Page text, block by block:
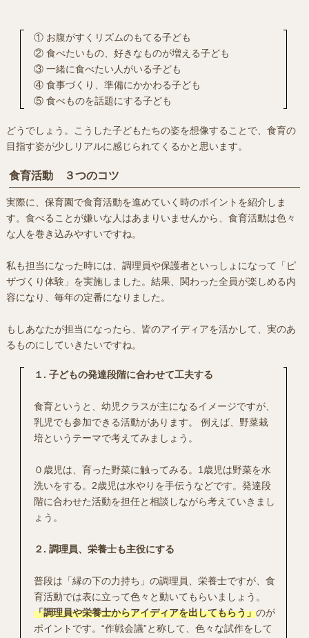
① お腹がすくリズムのもてる子ども
② 食べたいもの、好きなものが増える子ども
③ 一緒に食べたい人がいる子ども
④ 食事づくり、準備にかかわる子ども
⑤ 食べものを話題にする子ども
どうでしょう。こうした子どもたちの姿を想像することで、食育の
目指す姿が少しリアルに感じられてくるかと思います。
食育活動 ３つのコツ
実際に、保育園で食育活動を進めていく時のポイントを紹介しま
す。食べることが嫌いな人はあまりいませんから、食育活動は色々
な人を巻き込みやすいですね。
私も担当になった時には、調理員や保護者といっしょになって「ピ
ザづくり体験」を実施しました。結果、関わった全員が楽しめる内
容になり、毎年の定番になりました。
もしあなたが担当になったら、皆のアイディアを活かして、実のあ
るものにしていきたいですね。
１. 子どもの発達段階に合わせて工夫する
食育というと、幼児クラスが主になるイメージですが、
乳児でも参加できる活動があります。 例えば、野菜栽
培というテーマで考えてみましょう。
０歳児は、育った野菜に触ってみる。1歳児は野菜を水
洗いをする。2歳児は水やりを手伝うなどです。発達段
階に合わせた活動を担任と相談しながら考えていきまし
ょう。
２. 調理員、栄養士も主役にする
普段は「縁の下の力持ち」の調理員、栄養士ですが、食
育活動では表に立って色々と動いてもらいましょう。
「調理員や栄養士からアイディアを出してもらう」のが
ポイントです。“作戦会議”と称して、色々な試作をして